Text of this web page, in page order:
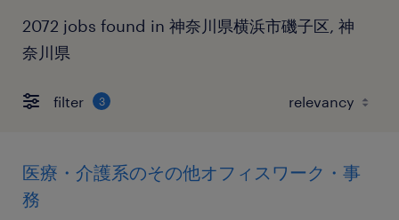
2072 jobs found in 神奈川県横浜市磯子区, 神
奈川県
filter 3
医療・介護系のその他オフィスワーク・事
務